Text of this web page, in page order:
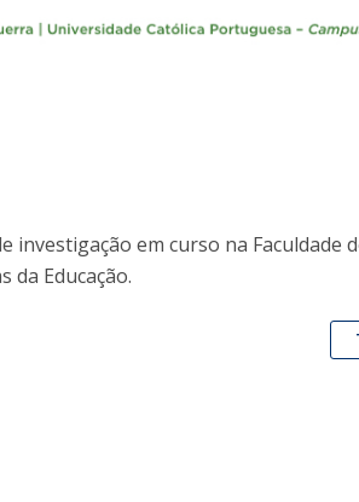
em curso na Faculdade
da Educação.